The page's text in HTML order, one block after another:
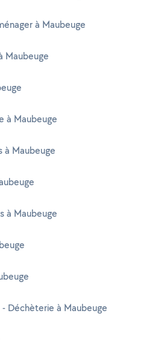
à Maubeuge
Maubeuge
à Maubeuge
à Maubeuge
à Maubeuge
- Déchèterie à Maubeuge